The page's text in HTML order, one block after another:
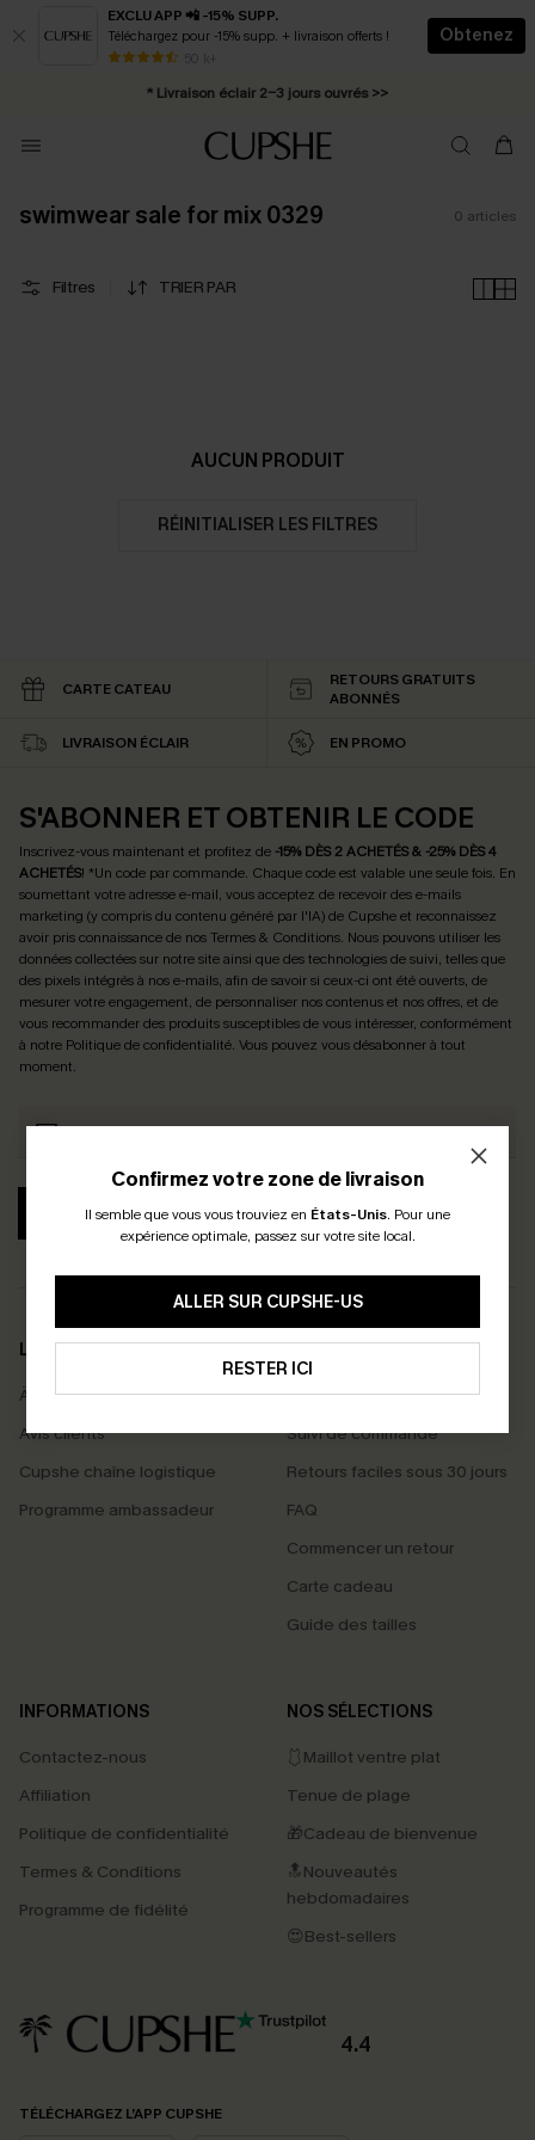
EXCLU APP 📲 -15% SUPP.
Téléchargez pour -15% supp. + livraison offerts !
50 k+
Obtenez
* Livraison éclair 2-3 jours ouvrés >>
Abonnement E-mail : -25% dès 4 achetés >>
swimwear sale for mix 0329 0 articles
Filtres TRIER PAR
AUCUN PRODUIT
RÉINITIALISER LES FILTRES
Confirmez votre zone de livraison
Il semble que vous vous trouviez en États-Unis. Pour une
expérience optimale, passez sur votre site local.
ALLER SUR CUPSHE-US
RESTER ICI
CARTE CATEAU
RETOURS GRATUITS
ABONNÉS
LIVRAISON ÉCLAIR EN PROMO
S'ABONNER ET OBTENIR LE CODE
Inscrivez-vous maintenant et profitez de -15% DÈS 2 ACHETÉS & -25% DÈS 4
ACHETÉS! *Un code par commande. Chaque code est valable une seule fois. En
soumettant votre adresse e-mail, vous acceptez de recevoir des e-mails
marketing (y compris du contenu généré par l'IA) de Cupshe et reconnaissez
avoir pris connaissance de nosTermes & Conditions. Nous pouvons utiliser les
données collectées sur notre site ainsi que des technologies de suivi, telles que
des pixels intégrés à nos e-mails, afin de savoir si ceux-ci ont été ouverts, de
mesurer votre engagement, de personnaliser nos contenus et nos offres, et de
vous recommander des produits susceptibles de vous intéresser, conformément
à notre Politique de confidentialité. Vous pouvez vous désabonner à tout
moment.
S'ABONNER
LA MARQUE
À propos de nous
Avis clients
Cupshe chaîne logistique
Programme ambassadeur
SERVICES
Livraison offerte dès 55 €
Suivi de commande
Retours faciles sous 30 jours
FAQ
Commencer un retour
Carte cadeau
Guide des tailles
INFORMATIONS
Contactez-nous
Affiliation
Politique de confidentialité
Termes & Conditions
Programme de fidélité
NOS SÉLECTIONS
🩱Maillot ventre plat
Tenue de plage
🎁Cadeau de bienvenue
🔝Nouveautés
hebdomadaires
😍Best-sellers
4.4
TÉLÉCHARGEZ L’APP CUPSHE
PROFITEZ DE -15%